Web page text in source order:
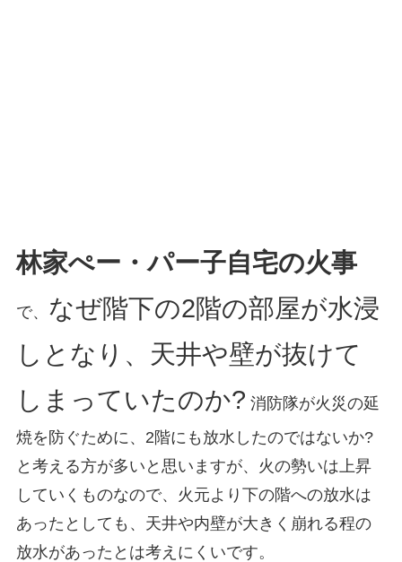
林家ぺー・パー子自宅の火事
で、 なぜ階下の2階の部屋が水浸
しとなり、天井や壁が抜けて
しまっていたのか? 消防隊が火災の延
焼を防ぐために、2階にも放水したのではないか?
と考える方が多いと思いますが、火の勢いは上昇
していくものなので、火元より下の階への放水は
あったとしても、天井や内壁が大きく崩れる程の
放水があったとは考えにくいです。